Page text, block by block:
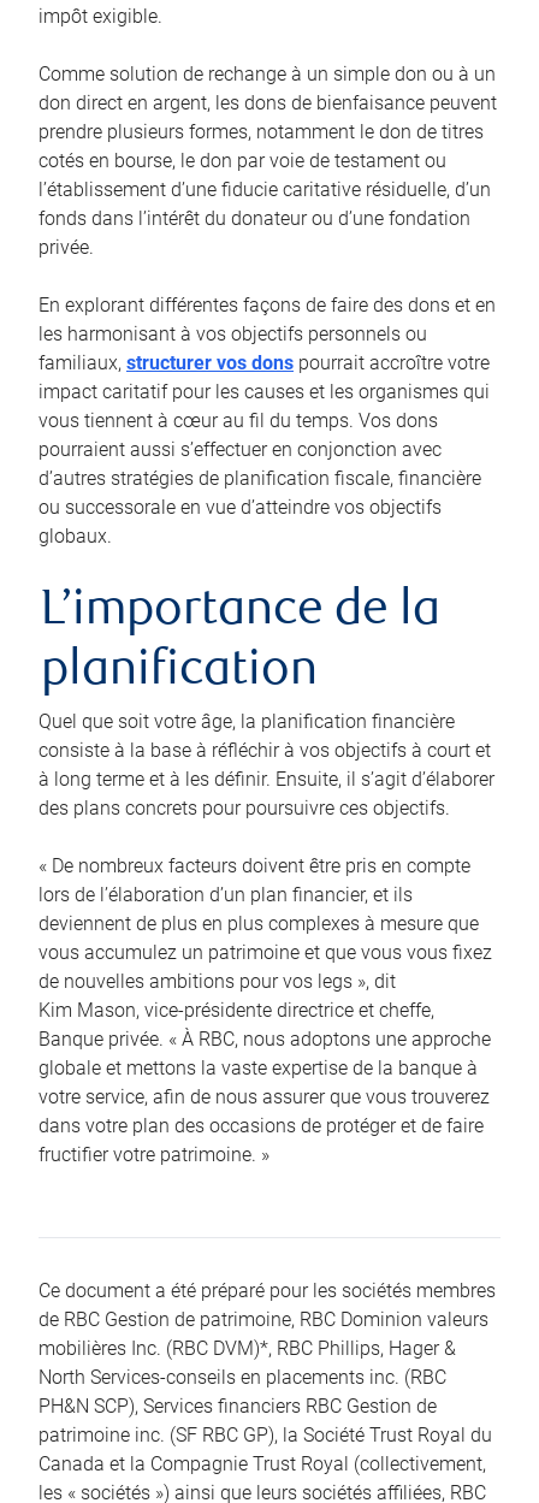
impôt exigible.
Comme solution de rechange à un simple don ou à un
don direct en argent, les dons de bienfaisance peuvent
prendre plusieurs formes, notamment le don de titres
cotés en bourse, le don par voie de testament ou
l’établissement d’une fiducie caritative résiduelle, d’un
fonds dans l’intérêt du donateur ou d’une fondation
privée.
En explorant différentes façons de faire des dons et en
les harmonisant à vos objectifs personnels ou
familiaux, structurer vos dons pourrait accroître votre
impact caritatif pour les causes et les organismes qui
vous tiennent à cœur au fil du temps. Vos dons
pourraient aussi s’effectuer en conjonction avec
d’autres stratégies de planification fiscale, financière
ou successorale en vue d’atteindre vos objectifs
globaux.
L’importance de la
planification
Quel que soit votre âge, la planification financière
consiste à la base à réfléchir à vos objectifs à court et
à long terme et à les définir. Ensuite, il s’agit d’élaborer
des plans concrets pour poursuivre ces objectifs.
« De nombreux facteurs doivent être pris en compte
lors de l’élaboration d’un plan financier, et ils
deviennent de plus en plus complexes à mesure que
vous accumulez un patrimoine et que vous vous fixez
de nouvelles ambitions pour vos legs », dit
Kim Mason, vice-présidente directrice et cheffe,
Banque privée. « À RBC, nous adoptons une approche
globale et mettons la vaste expertise de la banque à
votre service, afin de nous assurer que vous trouverez
dans votre plan des occasions de protéger et de faire
fructifier votre patrimoine. »
Ce document a été préparé pour les sociétés membres
de RBC Gestion de patrimoine, RBC Dominion valeurs
mobilières Inc. (RBC DVM)*, RBC Phillips, Hager &
North Services-conseils en placements inc. (RBC
PH&N SCP), Services financiers RBC Gestion de
patrimoine inc. (SF RBC GP), la Société Trust Royal du
Canada et la Compagnie Trust Royal (collectivement,
les « sociétés ») ainsi que leurs sociétés affiliées, RBC